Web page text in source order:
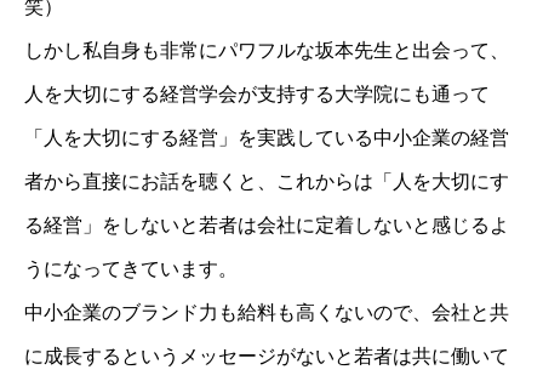
笑）
しかし私自身も非常にパワフルな坂本先生と出会って、
人を大切にする経営学会が支持する大学院にも通って
「人を大切にする経営」を実践している中小企業の経営
者から直接にお話を聴くと、これからは「人を大切にす
る経営」をしないと若者は会社に定着しないと感じるよ
うになってきています。
中小企業のブランド力も給料も高くないので、会社と共
に成長するというメッセージがないと若者は共に働いて